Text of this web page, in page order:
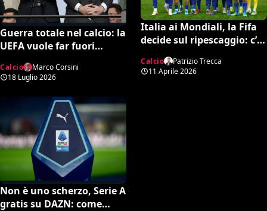
Guerra totale nel calcio: la
UEFA vuole far fuori
potente candidatura per
la FIFA
Calcio
Marco Corsini
18 Luglio 2026
Italia ai Mondiali, la Fifa
decide sul ripescaggio: c’è
Calcio
Patrizio Trecca
11 Aprile 2026
Non è uno scherzo, Serie A
gratis su DAZN: come